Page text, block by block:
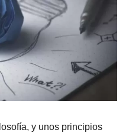
y unos principios